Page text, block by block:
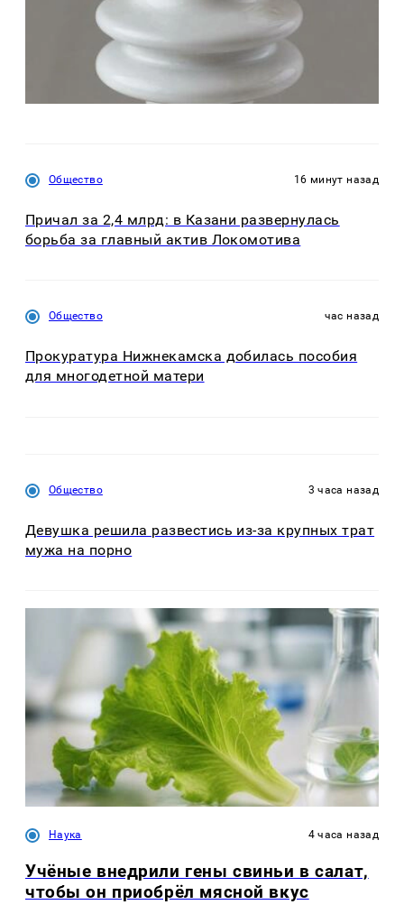
Общество 16 минут назад
Причал за 2,4 млрд: в Казани развернулась
борьба за главный актив Локомотива
Общество час назад
Прокуратура Нижнекамска добилась пособия
для многодетной матери
Общество 3 часа назад
Девушка решила развестись из-за крупных трат
мужа на порно
Наука 4 часа назад
Учёные внедрили гены свиньи в салат,
чтобы он приобрёл мясной вкус